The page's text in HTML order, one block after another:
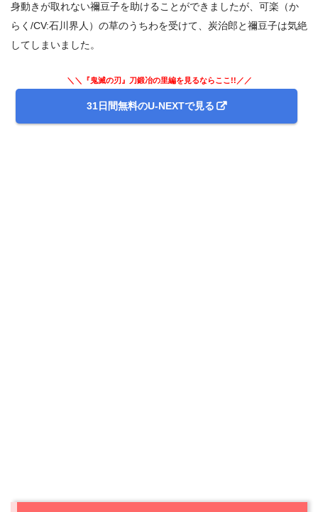
身動きが取れない禰豆子を助けることができましたが、可楽（か
らく/CV:石川界人）の草のうちわを受けて、炭治郎と禰豆子は気絶
してしまいました。
＼＼『鬼滅の刃』刀鍛冶の里編を見るならここ!!／／
31日間無料のU-NEXTで見る